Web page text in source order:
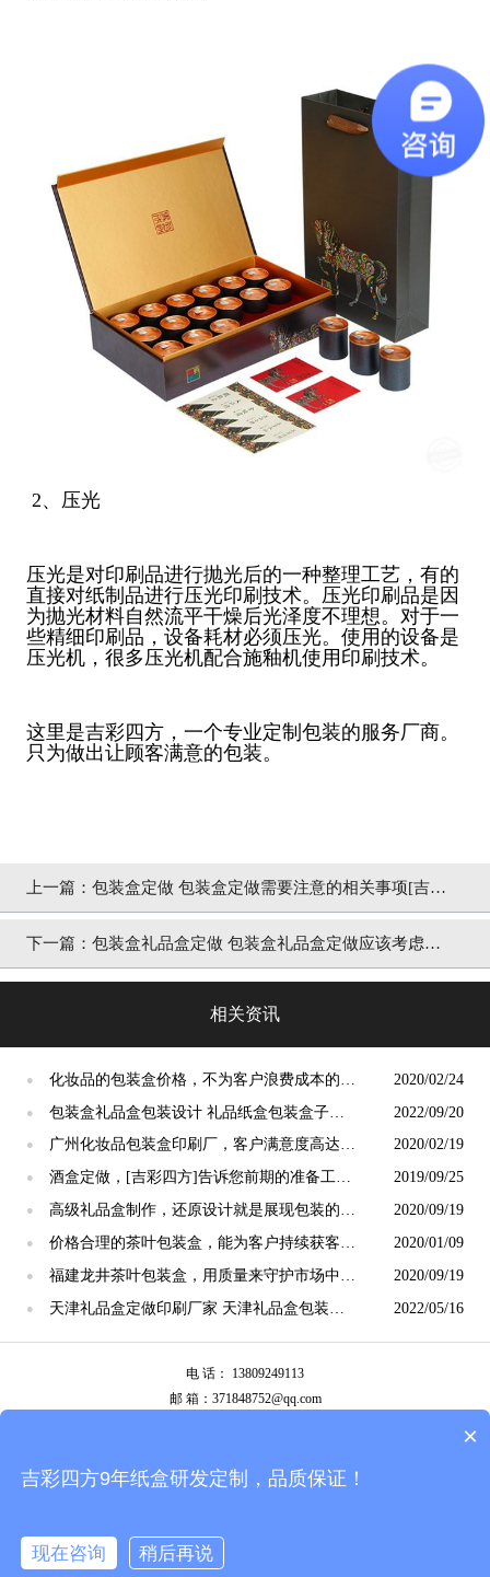
2、压光
压光是对印刷品进行抛光后的一种整理工艺，有的
直接对纸制品进行压光印刷技术。压光印刷品是因
为抛光材料自然流平干燥后光泽度不理想。对于一
些精细印刷品，设备耗材必须压光。使用的设备是
压光机，很多压光机配合施釉机使用印刷技术。
这里是吉彩四方，一个专业定制包装的服务厂商。
只为做出让顾客满意的包装。
上一篇： 包装盒定做 包装盒定做需要注意的相关事项[吉彩
四方]提供包装定制专属方案
下一篇： 包装盒礼品盒定做 包装盒礼品盒定做应该考虑哪
相关资讯
●
化妆品的包装盒价格，不为客户浪费成本的包
装方案[吉彩四方]
2020/02/24
●
包装盒礼品盒包装设计 礼品纸盒包装盒子定
制[吉彩四方]
2022/09/20
●
广州化妆品包装盒印刷厂，客户满意度高达
98%[吉彩四方]
2020/02/19
●
酒盒定做，[吉彩四方]告诉您前期的准备工作
有哪些
2019/09/25
●
高级礼品盒制作，还原设计就是展现包装的价
值[吉彩四方]专业
2020/09/19
●
价格合理的茶叶包装盒，能为客户持续获客的
能力[吉彩四方]
2020/01/09
●
福建龙井茶叶包装盒，用质量来守护市场中的
价值[吉彩四方]
2020/09/19
●
天津礼品盒定做印刷厂家 天津礼品盒包装盒
定制[吉彩四方]
2022/05/16
电 话： 13809249113
邮 箱：371848752@qq.com
拨打电话
×
吉彩四方9年纸盒研发定制，品质保证！
现在咨询 稍后再说